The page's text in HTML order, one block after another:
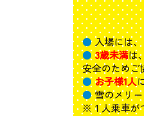
入場には、
3歳未満は
安全のためご
お子様1人
雪のメリ
※１人乗車が